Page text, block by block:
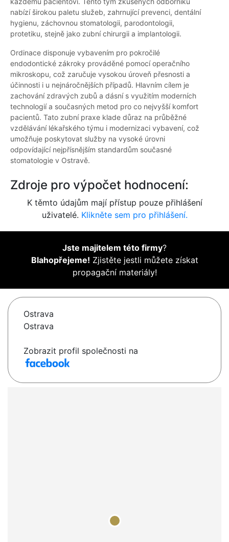
nabízí širokou paletu služeb, zahrnující prevenci, dentální
hygienu, záchovnou stomatologii, parodontologii,
protetiku, stejně jako zubní chirurgii a implantologii.
Ordinace disponuje vybavením pro pokročilé
endodontické zákroky prováděné pomocí operačního
mikroskopu, což zaručuje vysokou úroveň přesnosti a
účinnosti i u nejnáročnějších případů. Hlavním cílem je
zachování zdravých zubů a dásní s využitím moderních
technologií a současných metod pro co nejvyšší komfort
pacientů. Tato zubní praxe klade důraz na průběžné
vzdělávání lékařského týmu i modernizaci vybavení, což
umožňuje poskytovat služby na vysoké úrovni
odpovídající nejpřísnějším standardům současné
stomatologie v Ostravě.
Zdroje pro výpočet hodnocení:
K těmto údajům mají přístup pouze přihlášení
uživatelé. Klikněte sem pro přihlášení.
Jste majitelem této firmy?
Blahopřejeme! Zjistěte jestli můžete získat
propagační materiály!
Ostrava
Ostrava
Zobrazit profil společnosti na